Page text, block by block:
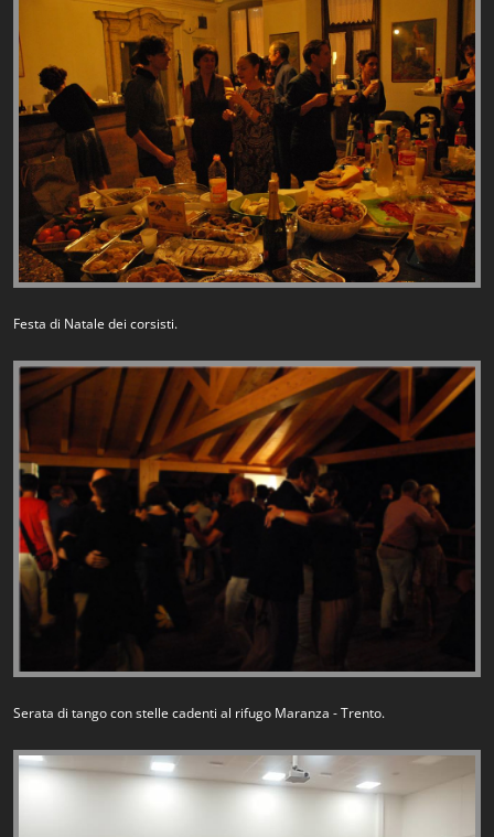
Festa di Natale dei corsisti.
Serata di tango con stelle cadenti al rifugo Maranza - Trento.